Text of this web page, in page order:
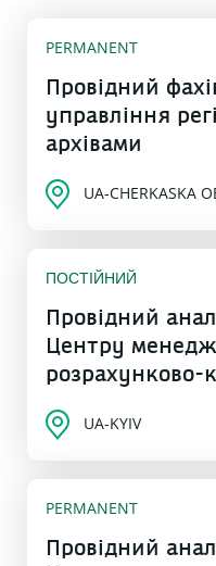
PERMANENT
Провідний
управління
архівами
UA-CHERKASKA
ПОСТІЙНИЙ
Провідний
Центру
розрахунково-
UA-KYIV
PERMANENT
Провідний